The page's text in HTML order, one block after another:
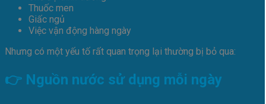
Thuốc men
Giấc ngủ
Việc vận động hàng ngày
Nhưng có một yếu tố rất quan trọng lại thường bị bỏ qua:
👉 Nguồn nước sử dụng mỗi ngày